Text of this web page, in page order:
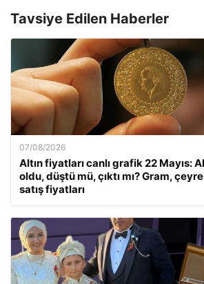
Tavsiye Edilen Haberler
07/08/2026
Altın fiyatları canlı grafik 22 Mayıs:
oldu, düştü mü, çıktı mı? Gram,
satış fiyatları